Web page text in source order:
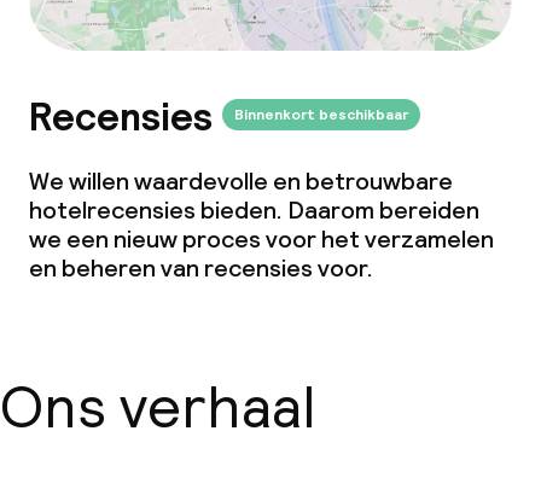
Recensies Binnenkort beschikbaar
We willen waardevolle en betrouwbare
hotelrecensies bieden. Daarom bereiden
we een nieuw proces voor het verzamelen
en beheren van recensies voor.
Ons verhaal